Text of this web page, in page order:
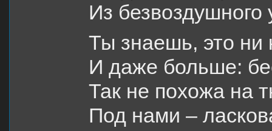
Из безвоздушного
Ты знаешь, это ни
И даже больше:
Так не похожа на
Под нами –